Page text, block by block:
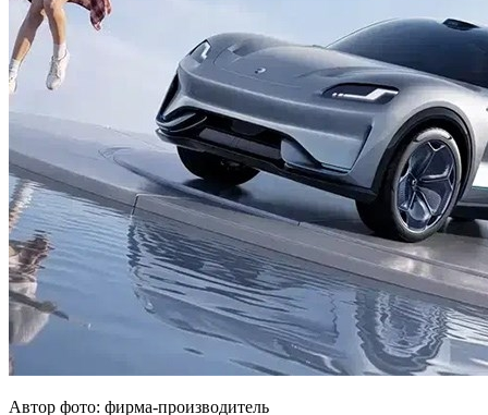
Автор фото: фирма-производитель